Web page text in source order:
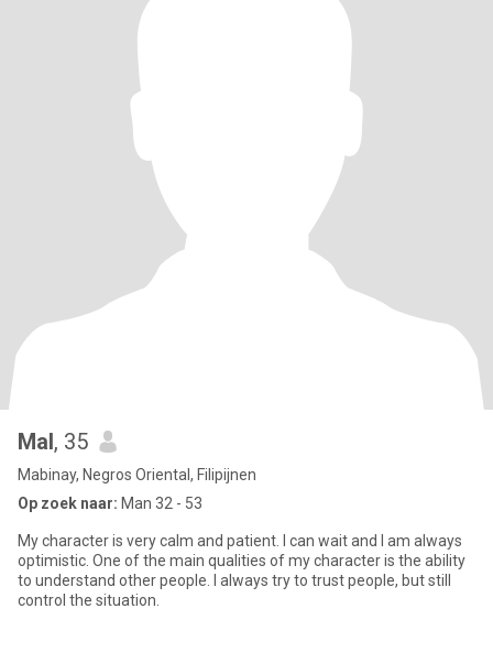
Mal, 35
Mabinay, Negros Oriental, Filipijnen
Op zoek naar: Man 32 - 53
My character is very calm and patient. I can wait and I am always
optimistic. One of the main qualities of my character is the ability
to understand other people. I always try to trust people, but still
control the situation.